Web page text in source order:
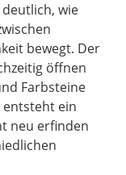
wie
bewegt. Der
öffnen
Farbsteine
entsteht ein
neu erfinden